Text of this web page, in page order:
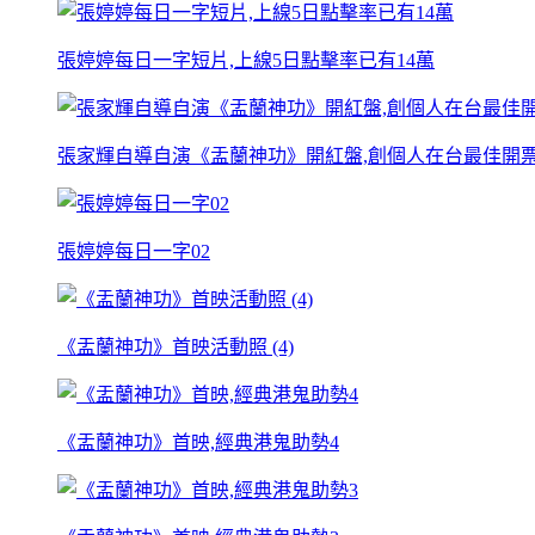
張婷婷每日一字短片,上線5日點擊率已有14萬
張家輝自導自演《盂蘭神功》開紅盤,創個人在台最佳開
張婷婷每日一字02
《盂蘭神功》首映活動照 (4)
《盂蘭神功》首映,經典港鬼助勢4